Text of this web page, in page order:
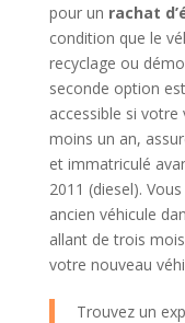
pour un rachat
condition que le
recyclage ou
seconde option
accessible si
moins un an,
et immatriculé
2011 (diesel).
ancien véhicule
allant de trois
votre nouveau
Trouvez un